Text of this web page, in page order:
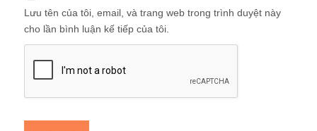
Lưu tên của tôi, email, và trang web trong trình duyệt này
cho lần bình luận kế tiếp của tôi.